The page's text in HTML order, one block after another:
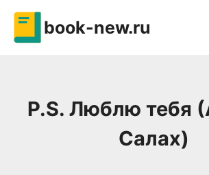
Перейти
содержимому
book-new.ru
P.S. Люблю тебя
Салах)